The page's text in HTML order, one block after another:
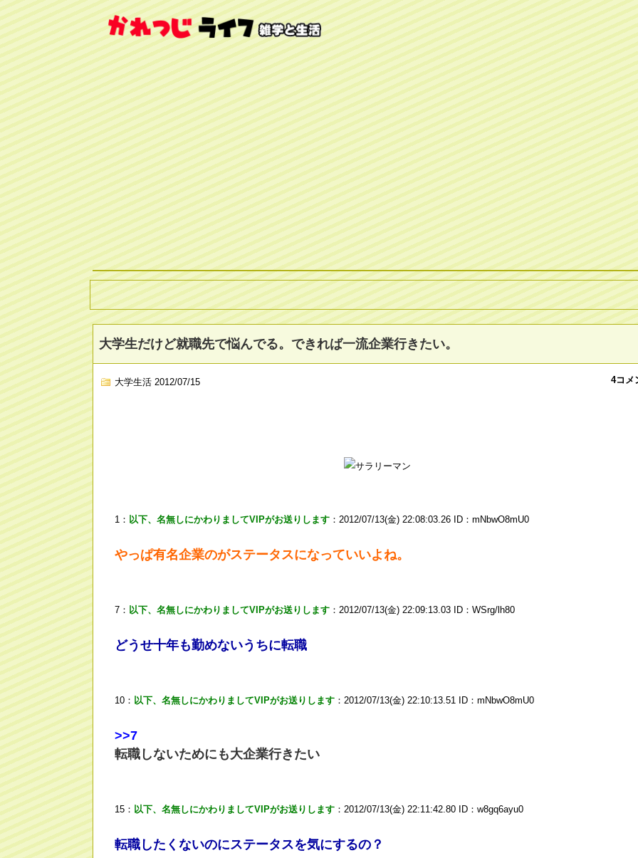
大学生だけど就職先で悩んでる。できれば一流企業行きたい。
大学生活 2012/07/15 4コメ
1： 以下、名無しにかわりましてVIPがお送りします ：2012/07/13(金) 22:08:03.26 ID：mNbwO8mU0
やっぱ有名企業のがステータスになっていいよね。
7： 以下、名無しにかわりましてVIPがお送りします ：2012/07/13(金) 22:09:13.03 ID：WSrg/lh80
どうせ十年も勤めないうちに転職
10： 以下、名無しにかわりましてVIPがお送りします ：2012/07/13(金) 22:10:13.51 ID：mNbwO8mU0
>>7
転職しないためにも大企業行きたい
15： 以下、名無しにかわりましてVIPがお送りします ：2012/07/13(金) 22:11:42.80 ID：w8gq6ayu0
転職したくないのにステータスを気にするの？